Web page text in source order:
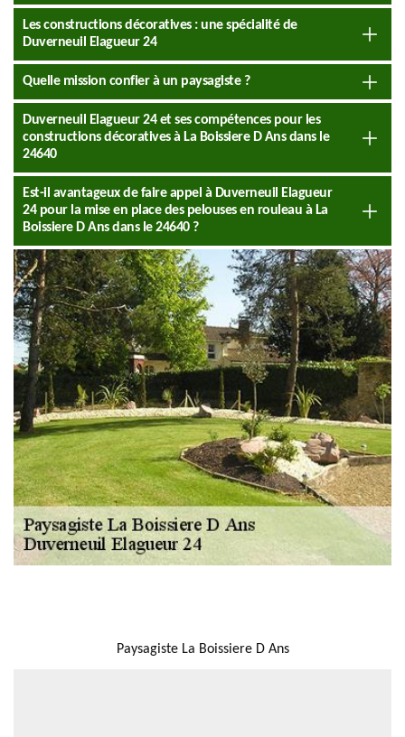
Les constructions décoratives : une spécialité de
Duverneuil Elagueur 24
Quelle mission confier à un paysagiste ?
Duverneuil Elagueur 24 et ses compétences pour les
constructions décoratives à La Boissiere D Ans dans le
24640
Est-il avantageux de faire appel à Duverneuil Elagueur
24 pour la mise en place des pelouses en rouleau à La
Boissiere D Ans dans le 24640 ?
Paysagiste La Boissiere D Ans